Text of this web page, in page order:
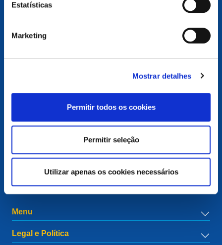
Estatísticas
Marketing
Mostrar detalhes
Permitir todos os cookies
Permitir seleção
Utilizar apenas os cookies necessários
European Registry for Internet Domains vzw (EURid)
1831 Diegem, Belgium
RPR Brussel – VAT BE 0864.240.405
Questões Gerais
Apoio geral: info@eurid.eu
Questões de imprensa: press@eurid.eu
Menu
Legal e Política